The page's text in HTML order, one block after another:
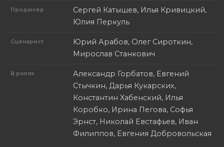
Продюсер
Сергей Катышев, Илья Кривицкий,
Юлия Перкуль
Сценарист
Юрий Арабов, Олег Сироткин,
Мирослав Станкович
В ролях
Александр Горбатов, Евгений
Стычкин, Дарья Кукарских,
Константин Хабенский, Илья
Коробко, Ирина Пегова, Софья
Эрнст, Николай Евстафьев, Иван
Филиппов, Евгения Добровольская